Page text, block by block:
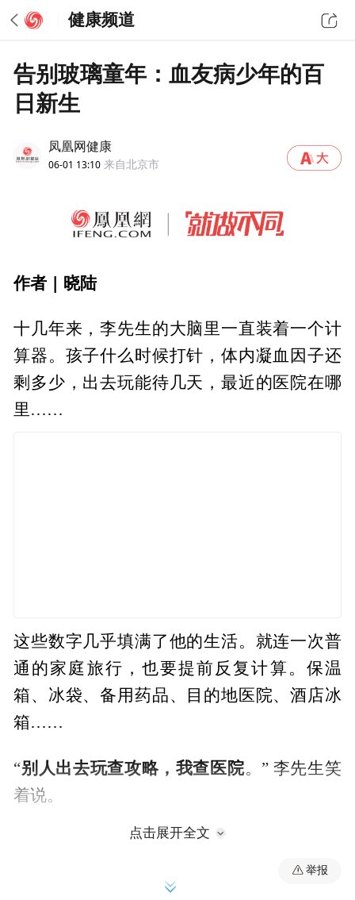
健康频道
告别玻璃童年：血友病少年的百
日新生
凤凰网健康
06-01 13:10 来自北京市
作者 | 晓陆
十几年来，李先生的大脑里一直装着一个计
算器。孩子什么时候打针，体内凝血因子还
剩多少，出去玩能待几天，最近的医院在哪
里……
这些数字几乎填满了他的生活。就连一次普
通的家庭旅行，也要提前反复计算。保温
箱、冰袋、备用药品、目的地医院、酒店冰
箱……
“别人出去玩查攻略，我查医院。” 李先生笑
着说。
今年六一儿童节前夕，他准备送即将中考结
点击展开全文
举报